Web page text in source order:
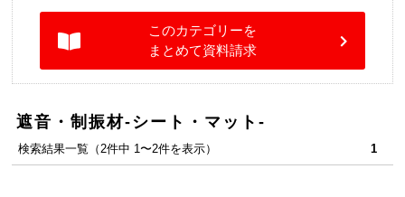
このカテゴリーを
まとめて資料請求
遮音・制振材-シート・マット-
検索結果一覧（2件中 1〜2件を表示） 1